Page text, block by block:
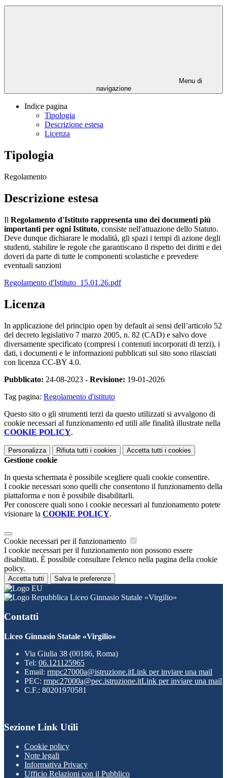
Menu di
navigazione
Indice pagina
Tipologia
Descrizione estesa
Licenza
Tipologia
Regolamento
Descrizione estesa
Il Regolamento d'Istituto rappresenta uno dei documenti più
importanti per ogni Istituto, consiste nell'attuazione dello Statuto.
Deve dunque dichiarare le modalità, gli spazi i tempi di azione degli
studenti, stabilire le regole che garantiscano il rispetto dei diritti e dei
doveri da parte di tutte le componenti scolastiche e prevedere
eventuali sanzioni
Regolamento d'Istituto_15.01.26.pdf
Licenza
In applicazione del principio open by default ai sensi dell’articolo 52
del decreto legislativo 7 marzo 2005, n. 82 (CAD) e salvo dove
diversamente specificato (compresi i contenuti incorporati di terzi), i
dati, i documenti e le informazioni pubblicati sul sito sono rilasciati
con licenza CC-BY 4.0.
Pubblicato: 24-08-2023 - Revisione: 19-01-2026
Tag pagina: Regolamento d'istituto
Questo sito o gli strumenti terzi da questo utilizzati si avvalgono di
cookie necessari al funzionamento ed utili alle finalità illustrate nella
COOKIE POLICY.
Personalizza Rifiuta tutti i cookies Accetta tutti i cookies
Gestione cookie
In questa schermata è possibile scegliere quali cookie consentire.
I cookie necessari sono quelli che consentono il funzionamento della
piattaforma e non è possibile disabilitarli.
Per conoscere quali sono i cookie necessari al funzionamento potete
visionare la COOKIE POLICY.
Cookie necessari per il funzionamento
I cookie necessari per il funzionamento non possono essere
disabilitati. È possibile consultare l'elenco nella pagina della cookie
policy.
Accetta tutti Salva le preferenze
Liceo Ginnasio Statale «Virgilio»
Contatti
Liceo Ginnasio Statale «Virgilio»
Via Giulia 38 (00186, Roma)
Tel: 06.121125965
Email: rmpc27000a@istruzione.itLink per inviare una mail
PEC: rmpc27000a@pec.istruzione.itLink per inviare una mail
C.F.: 80201970581
Sezione Link Utili
Cookie policy
Note legali
Informativa Privacy
Ufficio Relazioni con il Pubblico